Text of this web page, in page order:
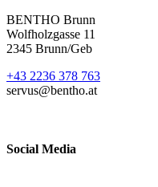
BENTHO Brunn
Wolfholzgasse 11
2345 Brunn/Geb
+43 2236 378 763
servus@bentho.at
Social Media